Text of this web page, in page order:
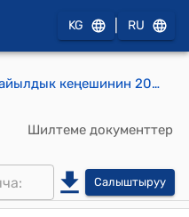
KG RU
Кызыл-Кыштак айылдык кеңешинин 2016-жылдын 24-февралындагы № 118 "Кызыл-Кыштак айыл аймагындагы айылдардагы жер тилкелерин айыл өкмөтүнүн муниципалдык менчигине алуу жөнүндө" токтому
Шилтеме документтер
Салыштыруу